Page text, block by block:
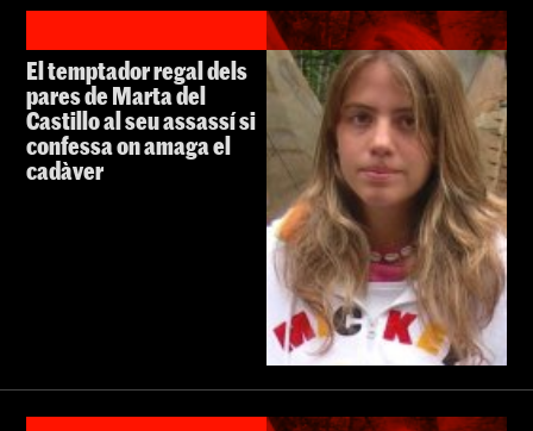
El temptador regal dels
pares de Marta del
Castillo al seu assassí si
confessa on amaga el
cadàver